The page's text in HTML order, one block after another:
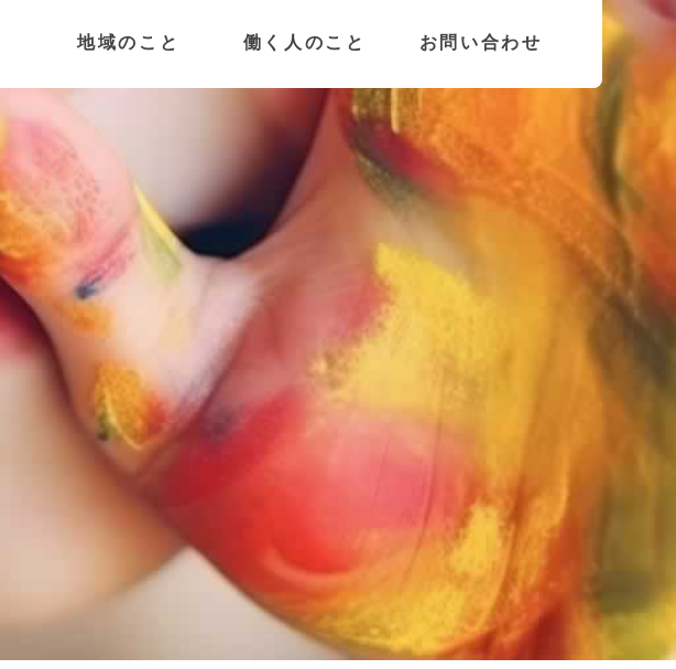
地域のこと 働く人のこと お問い合わせ